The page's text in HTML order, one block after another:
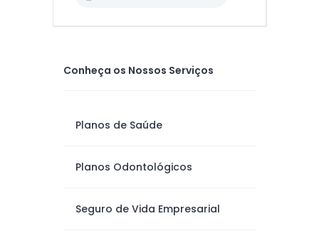
Conheça os Nossos Serviços
Planos de Saúde
Planos Odontológicos
Seguro de Vida Empresarial